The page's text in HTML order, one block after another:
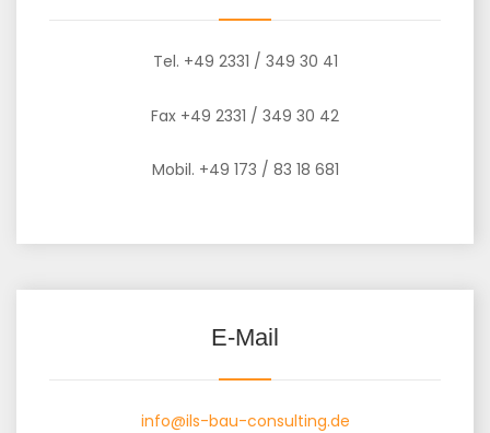
Tel. +49 2331 / 349 30 41
Fax +49 2331 / 349 30 42
Mobil. +49 173 / 83 18 681
E-Mail
info@ils-bau-consulting.de